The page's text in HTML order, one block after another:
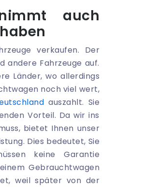
auch
verkaufen. Der
andere Fahrzeuge auf.
Länder, wo allerdings
noch viel wert,
auszahlt. Sie
Vorteil. Da wir ins
bietet Ihnen unser
Dies bedeutet, Sie
keine Garantie
Gebrauchtwagen
weil später von der